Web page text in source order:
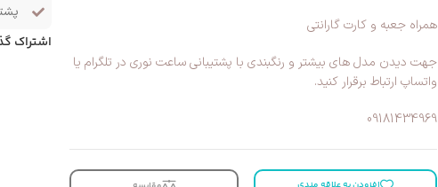
همراه جعبه و کارت گارانتی
جهت دیدن مدل های بیشتر و رنگبندی با پشتیبانی ساعت نوری در تلگرام یا
واتساپ ارتباط برقرار کنید.
09181434969
اشتراک